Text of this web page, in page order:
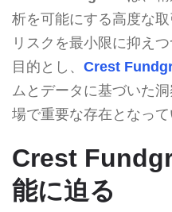
析を可能にする高度な
リスクを最小限に抑え
目的とし、 Crest
ムとデータに基づいた
場で重要な存在となって
Crest
能に迫る